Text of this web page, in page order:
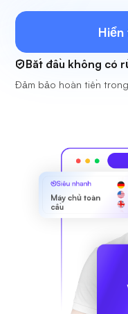
Bắt đầu không có
Đảm bảo hoàn tiền
Siêu nhanh
Máy chủ toàn
cầu